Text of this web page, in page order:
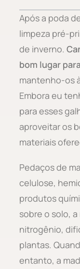
Após a poda
limpeza pré-
de inverno.
bom lugar
mantenho-os
Embora eu
para esses
aproveitar os
materiais
Pedaços de
celulose,
produtos
sobre o solo,
nitrogênio,
plantas.
entanto, a